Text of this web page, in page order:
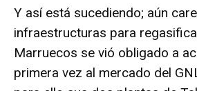
Y así está sucediendo; aún
infraestructuras para
Marruecos se vió obligado a
primera vez al mercado del